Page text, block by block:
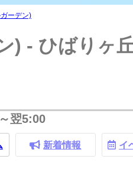
ーデン)
) - ひばりヶ
翌5:00
新着情報 イ